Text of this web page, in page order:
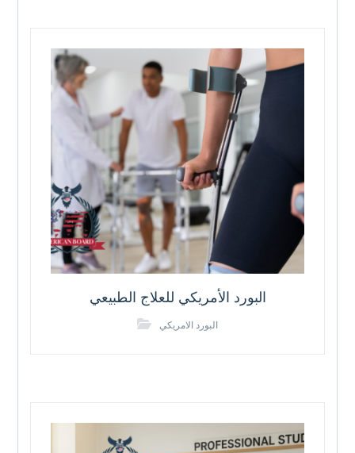
البورد الأمريكي للعلاج الطبيعي
البورد الامريكي